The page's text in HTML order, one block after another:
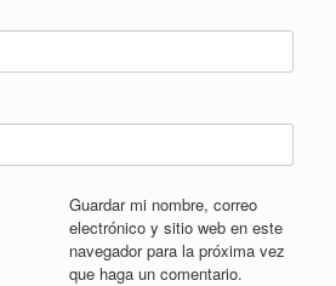
Guardar mi nombre, correo
electrónico y sitio web en este
navegador para la próxima vez
que haga un comentario.